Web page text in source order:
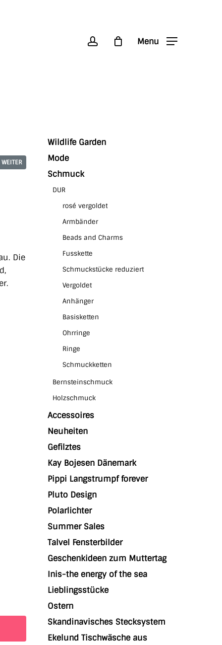
Menu
WEITER
Die
Wildlife Garden
Mode
Schmuck
DUR
rosé vergoldet
Armbänder
Beads and Charms
Fusskette
Schmuckstücke reduziert
Vergoldet
Anhänger
Basisketten
Ohrringe
Ringe
Schmuckketten
Bernsteinschmuck
Holzschmuck
Accessoires
Neuheiten
Gefilztes
Kay Bojesen Dänemark
Pippi Langstrumpf forever
Pluto Design
Polarlichter
Summer Sales
Talvel Fensterbilder
Geschenkideen zum Muttertag
Inis-the energy of the sea
Lieblingsstücke
Ostern
Skandinavisches Stecksystem
Ekelund Tischwäsche aus